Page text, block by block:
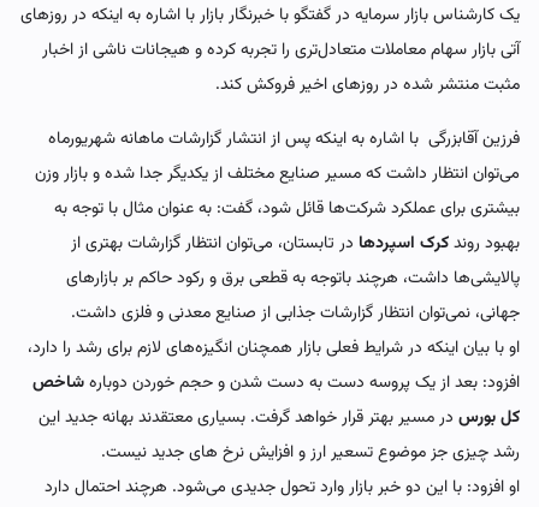
یک کارشناس بازار سرمایه در گفتگو با خبرنگار بازار با اشاره به اینکه در روزهای
آتی بازار سهام معاملات متعادل‌تری را تجربه کرده و هیجانات ناشی از اخبار
مثبت منتشر شده در روزهای اخیر فروکش کند.
فرزین آقابزرگی با اشاره به اینکه پس از انتشار گزارشات ماهانه شهریورماه
می‌توان انتظار داشت که مسیر صنایع مختلف از یکدیگر جدا شده و بازار وزن
بیشتری برای عملکرد شرکت‌ها قائل شود، گفت: به عنوان مثال با توجه به
بهبود روندکرک اسپردها در تابستان، می‌توان انتظار گزارشات بهتری از
پالایشی‌ها داشت، هرچند باتوجه به قطعی برق و رکود حاکم بر بازارهای
جهانی، نمی‌توان انتظار گزارشات جذابی از صنایع معدنی و فلزی داشت.
او با بیان اینکه در شرایط فعلی بازار همچنان انگیزه‌های لازم برای رشد را دارد،
افزود: بعد از یک پروسه دست به دست شدن و حجم خوردن دوبارهشاخص
کل بورس در مسیر بهتر قرار خواهد گرفت. بسیاری معتقدند بهانه جدید این
رشد چیزی جز موضوع تسعیر ارز و افزایش نرخ های جدید نیست.
او افزود: با این دو خبر بازار وارد تحول جدیدی می‌شود. هرچند احتمال دارد